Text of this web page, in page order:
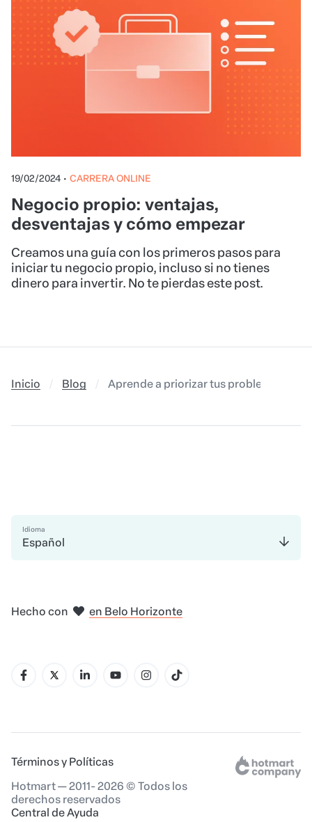
19/02/2024 • CARRERA ONLINE
Negocio propio: ventajas,
desventajas y cómo empezar
Creamos una guía con los primeros pasos para
iniciar tu negocio propio, incluso si no tienes
dinero para invertir. No te pierdas este post.
Inicio Blog Aprende a priorizar tus problemas con
Idioma
Español
Hecho con en Belo Horizonte
Términos y Políticas
Hotmart — 2011- 2026 © Todos los
derechos reservados
Central de Ayuda